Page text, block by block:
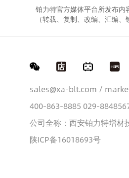
铂力特官方媒体平台所发布
（转载、复制、改编、汇编
sales@xa-blt.com /
400-863-8885 029-
公司全称：西安铂力特增材
陕ICP备16018693号